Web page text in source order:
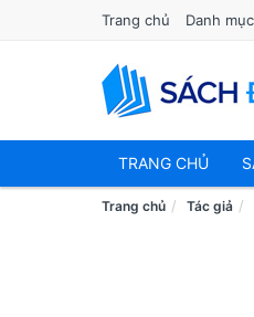
Trang chủ Danh mục
TRANG CHỦ
Trang chủ Tác giả